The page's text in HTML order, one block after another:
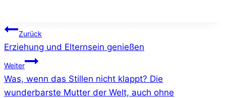
Beitragsnavigation
Zurück
Erziehung und Elternsein genießen
Weiter
Was, wenn das Stillen nicht klappt? Die
wunderbarste Mutter der Welt, auch ohne